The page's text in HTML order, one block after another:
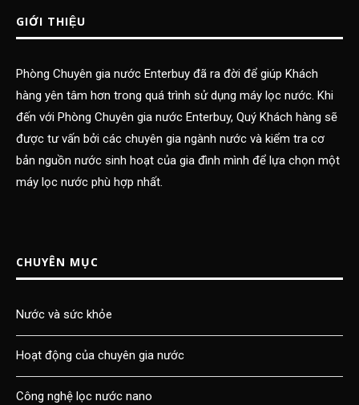
GIỚI THIỆU
Phòng Chuyên gia nước Enterbuy đã ra đời để giúp Khách
hàng yên tâm hơn trong quá trình sử dụng máy lọc nước. Khi
đến với Phòng Chuyên gia nước Enterbuy, Quý Khách hàng sẽ
được tư vấn bởi các chuyên gia ngành nước và kiểm tra cơ
bản nguồn nước sinh hoạt của gia đình mình để lựa chọn một
máy lọc nước phù hợp nhất.
CHUYÊN MỤC
Nước và sức khỏe
Hoạt động của chuyên gia nước
Công nghệ lọc nước nano